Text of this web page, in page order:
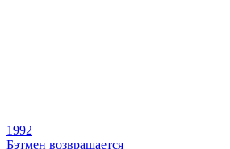
1992
Бэтмен возвращается